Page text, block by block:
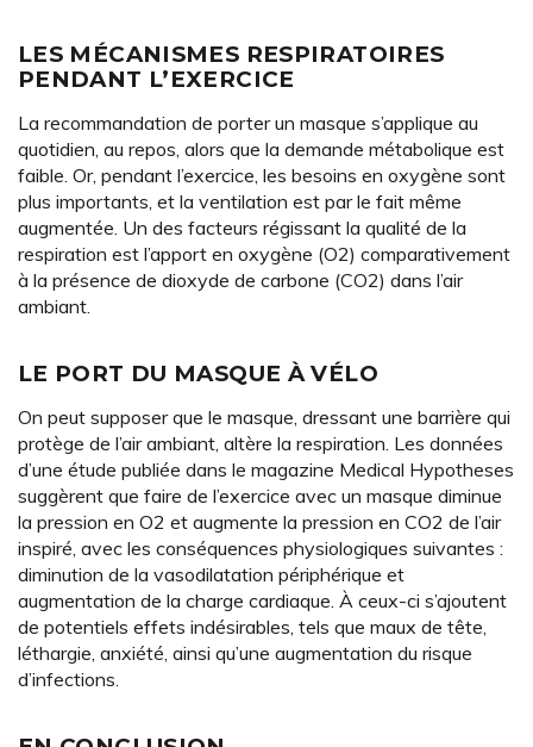
LES MÉCANISMES RESPIRATOIRES
PENDANT L’EXERCICE
La recommandation de porter un masque s’applique au
quotidien, au repos, alors que la demande métabolique est
faible. Or, pendant l’exercice, les besoins en oxygène sont
plus importants, et la ventilation est par le fait même
augmentée. Un des facteurs régissant la qualité de la
respiration est l’apport en oxygène (O2) comparativement
à la présence de dioxyde de carbone (CO2) dans l’air
ambiant.
LE PORT DU MASQUE À VÉLO
On peut supposer que le masque, dressant une barrière qui
protège de l’air ambiant, altère la respiration. Les données
d’une étude publiée dans le magazine Medical Hypotheses
suggèrent que faire de l’exercice avec un masque diminue
la pression en O2 et augmente la pression en CO2 de l’air
inspiré, avec les conséquences physiologiques suivantes :
diminution de la vasodilatation périphérique et
augmentation de la charge cardiaque. À ceux-ci s’ajoutent
de potentiels effets indésirables, tels que maux de tête,
léthargie, anxiété, ainsi qu’une augmentation du risque
d’infections.